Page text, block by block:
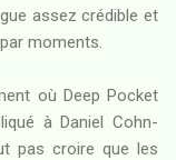
assez crédible et
moments.
où Deep Pocket
à Daniel Cohn-
pas croire que les